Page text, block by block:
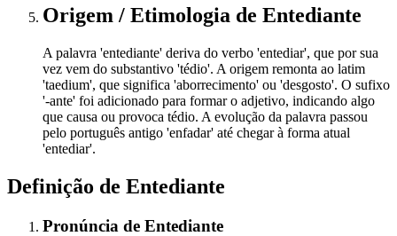
Origem / Etimologia de Entediante
A palavra 'entediante' deriva do verbo 'entediar', que por sua
vez vem do substantivo 'tédio'. A origem remonta ao latim
'taedium', que significa 'aborrecimento' ou 'desgosto'. O sufixo
'-ante' foi adicionado para formar o adjetivo, indicando algo
que causa ou provoca tédio. A evolução da palavra passou
pelo português antigo 'enfadar' até chegar à forma atual
'entediar'.
Definição de Entediante
Pronúncia de Entediante